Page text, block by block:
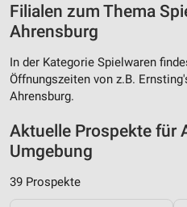
Filialen zum Thema
Ahrensburg
In der Kategorie Spielwaren
Öffnungszeiten von z.B.
Ahrensburg.
Aktuelle Prospekte für
Umgebung
39 Prospekte